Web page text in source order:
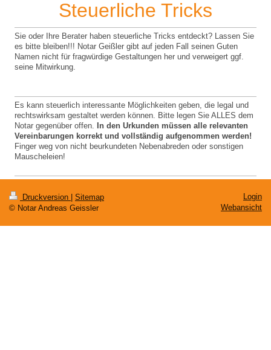
Steuerliche Tricks
Sie oder Ihre Berater haben steuerliche Tricks entdeckt? Lassen Sie
es bitte bleiben!!! Notar Geißler gibt auf jeden Fall seinen Guten
Namen nicht für fragwürdige Gestaltungen her und verweigert ggf.
seine Mitwirkung.
Es kann steuerlich interessante Möglichkeiten geben, die legal und
rechtswirksam gestaltet werden können. Bitte legen Sie ALLES dem
Notar gegenüber offen.
In den Urkunden müssen alle relevanten
Vereinbarungen korrekt und vollständig aufgenommen werden!
Finger weg von nicht beurkundeten Nebenabreden oder sonstigen
Mauscheleien!
Druckversion
Sitemap
© Notar Andreas Geissler
Login
Webansicht